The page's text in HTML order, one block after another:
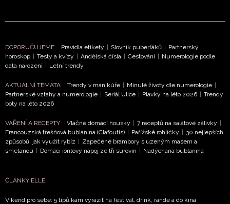
NEWSLETTER
ODESLAT
Přihlášením k newsletteru souhlasíte sObchodními
ochrany soukromí
Vašimi údaji pracovat zejména k organizaci a
DOPORUČUJEME Pravidla etikety | Slovník puberťáků | Partnerský
horoskop | Testy a kvízy | Andělská čísla | Cestování | Numerologie podle
data narození | Letní trendy
AKTUÁLNÍ TÉMATA Trendy v manikúře | Minulé životy dle numerologie |
Partnerské vztahy a numerologie | Seriál Ulice | Plavky na léto 2026 | Trendy
boty na léto 2026
VAŘENÍ A RECEPTY Vláčné domácí housky | 7 receptů na salátové zálivky |
Francouzská třešňová bublanina (Clafoutis) | Pařížské rohlíčky | 30 nejlepších
způsobů, jak využít rybíz | Zapečené brambory s uzeným masem a
smetanou | Domácí iontový nápoj ze tří surovin | Nadýchaná bublanina
ČLÁNKY ELLE
Víkend pro sebe: 5 tipů kam vyrazit na festival, drink, rande a do kina